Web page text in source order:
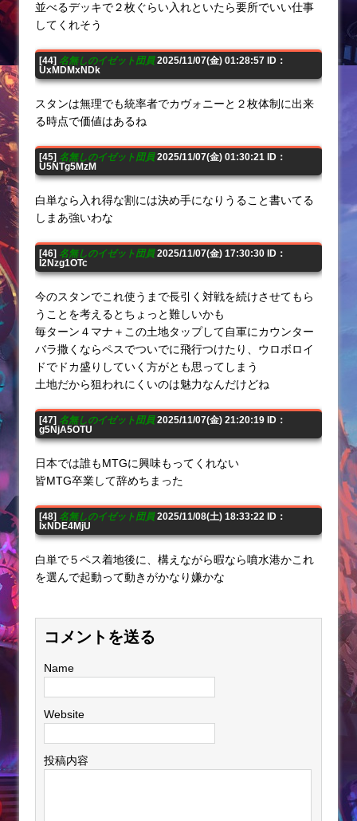
並べるデッキで２枚ぐらい入れといたら要所でいい仕事
してくれそう
[44] 名無しのイゼット団員2025/11/07(金) 01:28:57 ID：
UxMDMxNDk
スタンは無理でも統率者でカヴォニーと２枚体制に出来
る時点で価値はあるね
[45] 名無しのイゼット団員2025/11/07(金) 01:30:21 ID：
U5NTg5MzM
白単なら入れ得な割には決め手になりうること書いてる
しまあ強いわな
[46] 名無しのイゼット団員2025/11/07(金) 17:30:30 ID：
I2Nzg1OTc
今のスタンでこれ使うまで長引く対戦を続けさせてもら
うことを考えるとちょっと難しいかも
毎ターン４マナ＋この土地タップして自軍にカウンター
バラ撒くならペスでついでに飛行つけたり、ウロボロイ
ドでドカ盛りしていく方がとも思ってしまう
土地だから狙われにくいのは魅力なんだけどね
[47] 名無しのイゼット団員2025/11/07(金) 21:20:19 ID：
g5NjA5OTU
日本では誰もMTGに興味もってくれない
皆MTG卒業して辞めちまった
[48] 名無しのイゼット団員2025/11/08(土) 18:33:22 ID：
IxNDE4MjU
白単で５ペス着地後に、構えながら暇なら噴水港かこれ
を選んで起動って動きがかなり嫌かな
コメントを送る
Name
Website
投稿内容